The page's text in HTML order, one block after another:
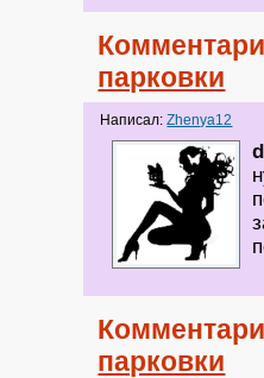
парковки
Написал:Zhenya12
парковки